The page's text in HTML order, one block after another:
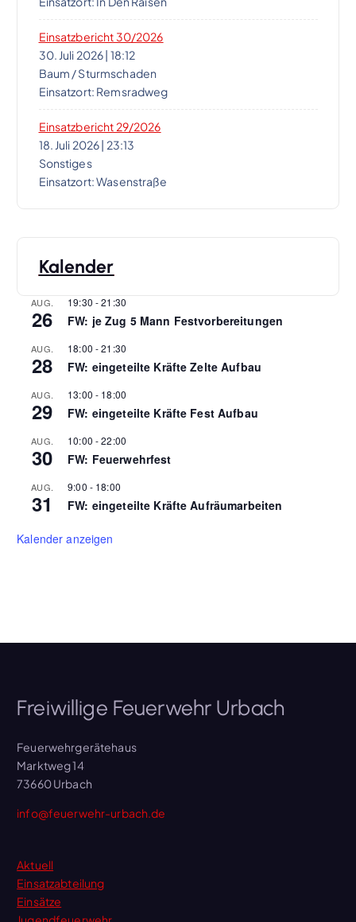
Einsatzbericht 30/2026
30. Juli 2026| 18:12
Baum / Sturmschaden
Einsatzort: Remsradweg
Einsatzbericht 29/2026
18. Juli 2026| 23:13
Sonstiges
Einsatzort: Wasenstraße
Kalender
AUG.
26
19:30 -21:30
FW: je Zug 5 Mann Festvorbereitungen
AUG.
28
18:00 -21:30
FW: eingeteilte Kräfte Zelte Aufbau
AUG.
29
13:00 - 18:00
FW: eingeteilte Kräfte Fest Aufbau
AUG.
30
10:00 -22:00
FW: Feuerwehrfest
AUG.
31
9:00 - 18:00
FW: eingeteilte Kräfte Aufräumarbeiten
Kalender anzeigen
Freiwillige Feuerwehr Urbach
Feuerwehrgerätehaus
Marktweg 14
73660 Urbach
info@feuerwehr-urbach.de
Aktuell
Einsatzabteilung
Einsätze